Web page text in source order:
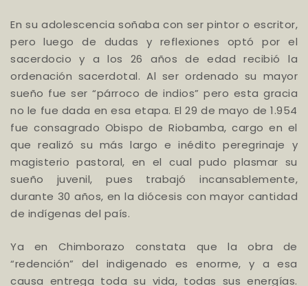
En su adolescencia soñaba con ser pintor o escritor,
pero luego de dudas y reflexiones optó por el
sacerdocio y a los 26 años de edad recibió la
ordenación sacerdotal. Al ser ordenado su mayor
sueño fue ser “párroco de indios” pero esta gracia
no le fue dada en esa etapa. El 29 de mayo de 1.954
fue consagrado Obispo de Riobamba, cargo en el
que realizó su más largo e inédito peregrinaje y
magisterio pastoral, en el cual pudo plasmar su
sueño juvenil, pues trabajó incansablemente,
durante 30 años, en la diócesis con mayor cantidad
de indígenas del país.
Ya en Chimborazo constata que la obra de
“redención” del indigenado es enorme, y a esa
causa entrega toda su vida, todas sus energías.